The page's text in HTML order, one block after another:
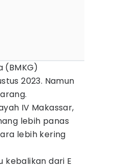
(BMKG)
2023. Namun
IV Makassar,
lebih panas
lebih kering
kebalikan dari E